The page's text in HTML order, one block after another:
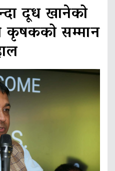
दूध खानेको
कृषकको सम्मान